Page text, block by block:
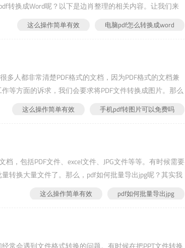
转换成Word呢？以下是边肖整理的相关内容。让我们来
电脑pdf怎么转换成word
这么操作简单有效
人都非常清楚PDF格式的文档，因为PDF格式的文档兼
等方面的诉求，我们会要求将PDF文件转换成图片。那么
手机pdf转图片可以免费吗
这么操作简单有效
，包括PDF文件、excel文件、JPG文件等等。有时候需要
转换大量文件了。那么，pdf如何批量导出jpg呢？其实我
pdf如何批量导出jpg
这么操作简单有效
常会遇到文件格式转换的问题。有时候在把PPT文件转换